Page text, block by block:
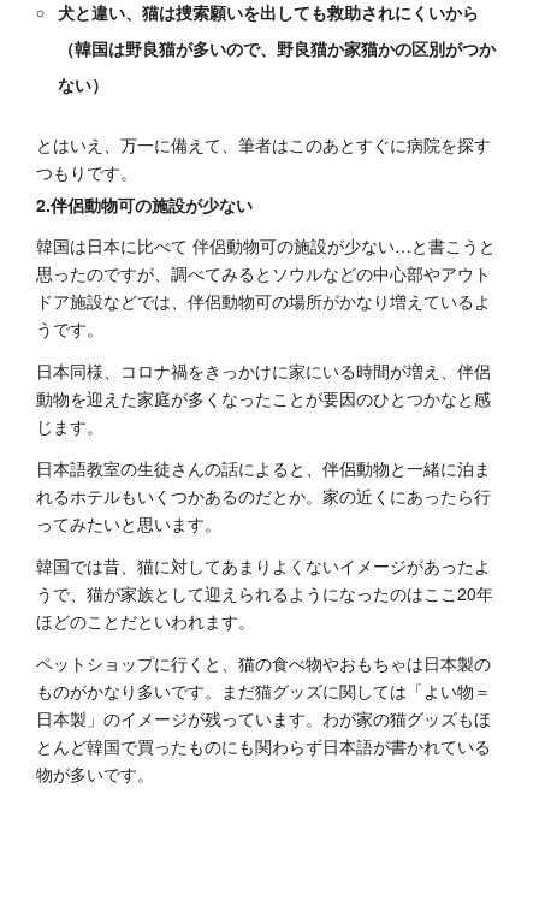
犬と違い、猫は捜索願いを出しても救助されにくいから
（韓国は野良猫が多いので、野良猫か家猫かの区別がつか
ない）
とはいえ、万一に備えて、筆者はこのあとすぐに病院を探す
つもりです。
2.伴侶動物可の施設が少ない
韓国は日本に比べて 伴侶動物可の施設が少ない…と書こうと
思ったのですが、調べてみるとソウルなどの中心部やアウト
ドア施設などでは、伴侶動物可の場所がかなり増えているよ
うです。
日本同様、コロナ禍をきっかけに家にいる時間が増え、伴侶
動物を迎えた家庭が多くなったことが要因のひとつかなと感
じます。
日本語教室の生徒さんの話によると、伴侶動物と一緒に泊ま
れるホテルもいくつかあるのだとか。家の近くにあったら行
ってみたいと思います。
韓国では昔、猫に対してあまりよくないイメージがあったよ
うで、猫が家族として迎えられるようになったのはここ20年
ほどのことだといわれます。
ペットショップに行くと、猫の食べ物やおもちゃは日本製の
ものがかなり多いです。まだ猫グッズに関しては「よい物＝
日本製」のイメージが残っています。わが家の猫グッズもほ
とんど韓国で買ったものにも関わらず日本語が書かれている
物が多いです。